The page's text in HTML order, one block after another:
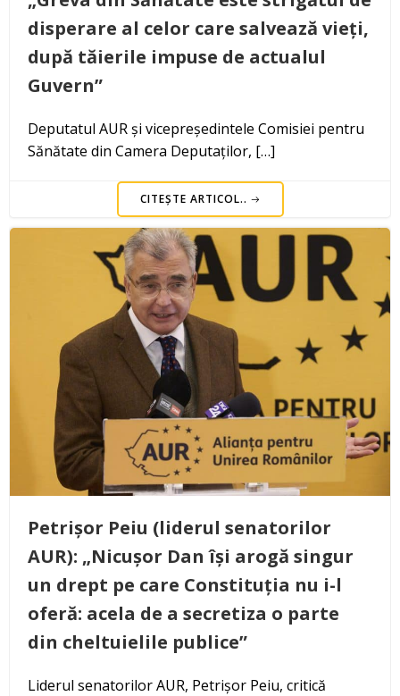
disperare al celor care salvează vieți,
după tăierile impuse de actualul
Guvern”
Deputatul AUR și vicepreședintele Comisiei pentru
Sănătate din Camera Deputaților, […]
CITEȘTE ARTICOL..
Petrișor Peiu (liderul senatorilor
AUR): „Nicușor Dan își arogă singur
un drept pe care Constituția nu i-l
oferă: acela de a secretiza o parte
din cheltuielile publice”
Liderul senatorilor AUR, Petrișor Peiu, critică